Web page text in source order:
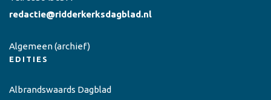
redactie@ridderkerksdagblad.nl
Algemeen(archief)
EDITIES
Albrandswaards Dagblad